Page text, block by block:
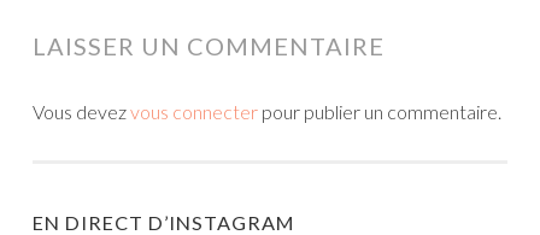
LAISSER UN COMMENTAIRE
Vous devezvous connecter pour publier un commentaire.
EN DIRECT D’INSTAGRAM